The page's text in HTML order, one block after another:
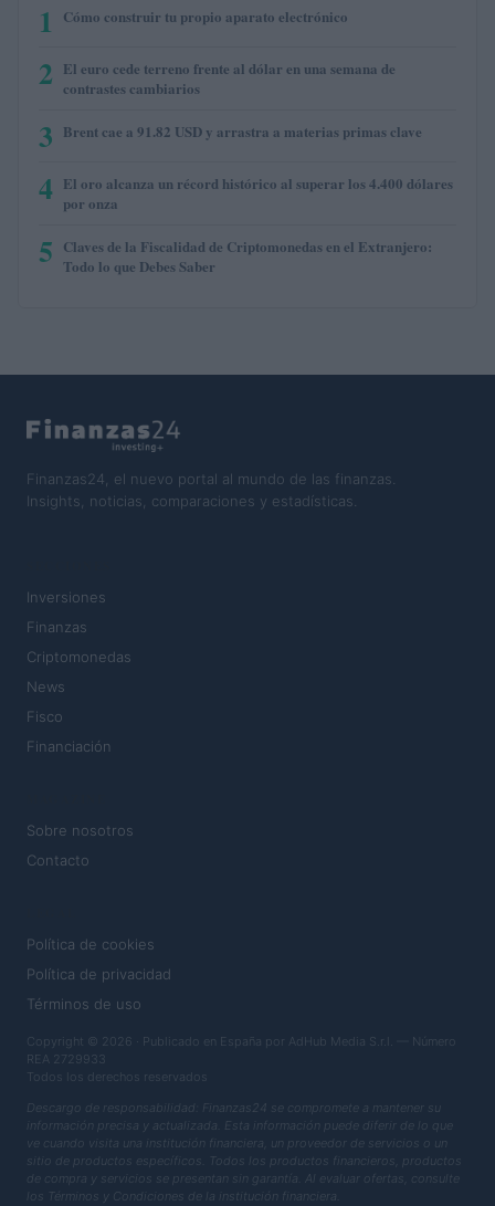
1 Cómo construir tu propio aparato electrónico
2 El euro cede terreno frente al dólar en una semana de
contrastes cambiarios
3 Brent cae a 91.82 USD y arrastra a materias primas clave
4 El oro alcanza un récord histórico al superar los 4.400 dólares
por onza
5 Claves de la Fiscalidad de Criptomonedas en el Extranjero:
Todo lo que Debes Saber
Finanzas24, el nuevo portal al mundo de las finanzas.
Insights, noticias, comparaciones y estadísticas.
Inversiones
Finanzas
Criptomonedas
News
Fisco
Financiación
Sobre nosotros
Contacto
Política de cookies
Política de privacidad
Términos de uso
Copyright © 2026 · Publicado en España por AdHub Media S.r.l. — Número
REA 2729933
Todos los derechos reservados
Descargo de responsabilidad: Finanzas24 se compromete a mantener su
información precisa y actualizada. Esta información puede diferir de lo que
ve cuando visita una institución financiera, un proveedor de servicios o un
sitio de productos específicos. Todos los productos financieros, productos
de compra y servicios se presentan sin garantía. Al evaluar ofertas, consulte
los Términos y Condiciones de la institución financiera.